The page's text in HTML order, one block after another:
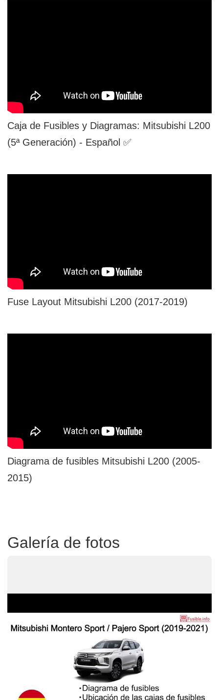
Caja de Fusibles y Diagramas: Mitsubishi L200
(5ª Generación) - Español ✅
Fuse Layout Mitsubishi L200 (2017-2019)
Diagrama de fusibles Mitsubishi L200 (2005-
2015)
Galería de fotos